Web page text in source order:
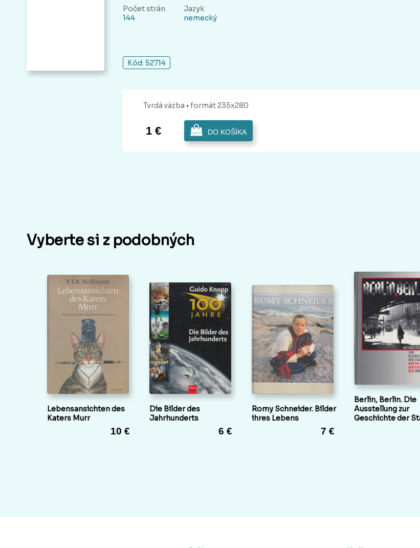
Počet strán
144
Jazyk
nemecký
Kód: 52714
Tvrdá väzba • formát 235x280
1 € DO KOŠÍKA
Vyberte si z podobných
Lebensansichten des
Katers Murr
10 €
Die Bilder des
Jahrhunderts
6 €
Romy Schneider. Bilder
ihres Lebens
7 €
Berlin, Berlin. Die
Ausstellung zur
Geschichte der